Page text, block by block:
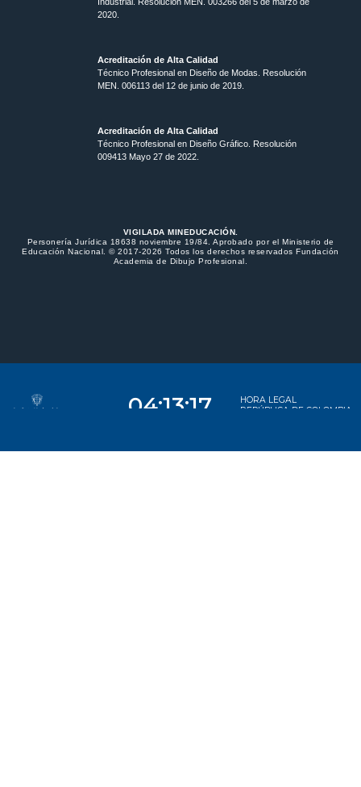
2020.
Acreditación de Alta Calidad
Técnico Profesional en Diseño de Modas. Resolución
MEN. 006113 del 12 de junio de 2019.
Acreditación de Alta Calidad
Técnico Profesional en Diseño Gráfico. Resolución
009413 Mayo 27 de 2022.
VIGILADA MINEDUCACIÓN.
Personería Jurídica 18638 noviembre 19/84. Aprobado por el Ministerio de
Educación Nacional. © 2017-2026 Todos los derechos reservados Fundación
Academia de Dibujo Profesional.